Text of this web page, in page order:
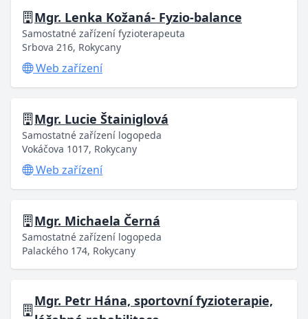
Mgr. Lenka Kožaná- Fyzio-balance
Samostatné zařízení fyzioterapeuta
Srbova 216, Rokycany
Web zařízení
Mgr. Lucie Štainiglová
Samostatné zařízení logopeda
Vokáčova 1017, Rokycany
Web zařízení
Mgr. Michaela Černá
Samostatné zařízení logopeda
Palackého 174, Rokycany
Mgr. Petr Hána, sportovní fyzioterapie,